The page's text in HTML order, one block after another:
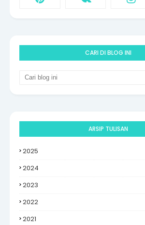
CARI DI BLOG INI
ARSIP TULISAN
2025
2024
2023
2022
2021